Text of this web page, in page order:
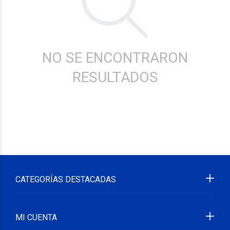
NO SE ENCONTRARON
RESULTADOS
CATEGORÍAS DESTACADAS
MI CUENTA